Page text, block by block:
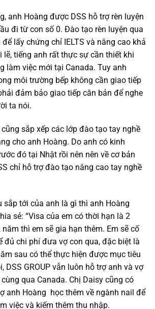
anh Hoàng được DSS hỗ trợ rèn luyện
đi từ con số 0. Đào tạo rèn luyện qua
lấy chứng chỉ IELTS và nâng cao khả
lẽ, tiếng anh rất thực sự cần thiết khi
làm việc mới tại Canada. Tuy anh
môi trường bếp không cần giao tiếp
đảm bảo giao tiếp căn bản để nghe
ta nói.
cũng sắp xếp các lớp đào tạo tay nghề
cho anh Hoàng. Do anh có kinh
đó tại Nhật rồi nên nên về cơ bản
chỉ hỗ trợ đào tạo nâng cao tay nghề
sắp tới của anh là gì thì anh Hoàng
sẻ: “Visa của em có thời hạn là 2
thì em sẽ gia hạn thêm. Em sẽ cố
đủ chi phí đưa vợ con qua, đặc biệt là
sau có thể thực hiện được mục tiêu
DSS GROUP vẫn luôn hỗ trợ anh và vợ
qua Canada. Chị Daisy cũng có
anh Hoàng học thêm về ngành nail để
việc và kiếm thêm thu nhập.